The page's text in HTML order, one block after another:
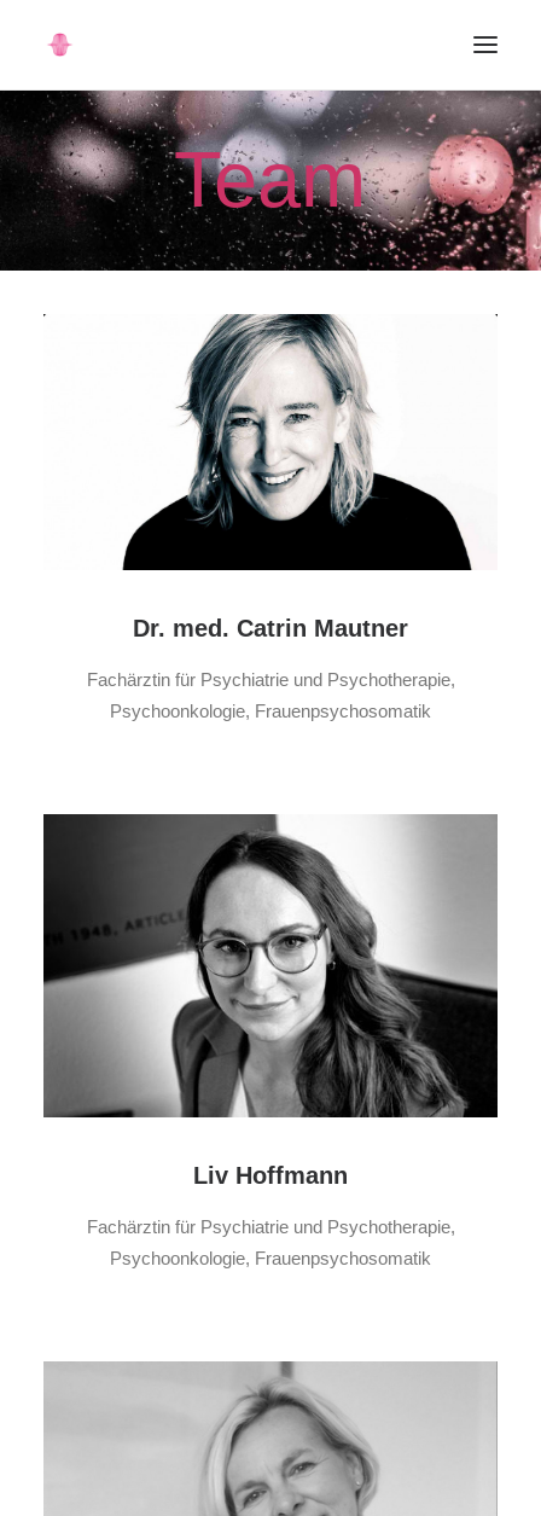
STARTSEITE
FRAUENPSYCHOSOMATIK
ÜBER UNS
PARTNER
Team
Dr. med. Catrin Mautner
Fachärztin für Psychiatrie und Psychotherapie,
Psychoonkologie, Frauenpsychosomatik
Liv Hoffmann
Fachärztin für Psychiatrie und Psychotherapie,
Psychoonkologie, Frauenpsychosomatik